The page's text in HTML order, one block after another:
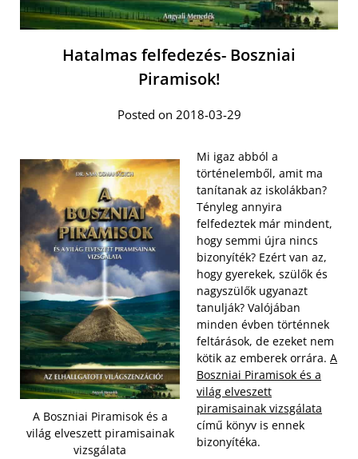
Hatalmas felfedezés- Boszniai
Piramisok!
Posted on 2018-03-29
A Boszniai Piramisok és a
világ elveszett piramisainak
vizsgálata
Mi igaz abból a
történelemből, amit ma
tanítanak az iskolákban?
Tényleg annyira
felfedeztek már mindent,
hogy semmi újra nincs
bizonyíték? Ezért van az,
hogy gyerekek, szülők és
nagyszülők ugyanazt
tanulják? Valójában
minden évben történnek
feltárások, de ezeket nem
kötik az emberek orrára. A
Boszniai Piramisok és a
világ elveszett
piramisainak vizsgálata
című könyv is ennek
bizonyítéka.